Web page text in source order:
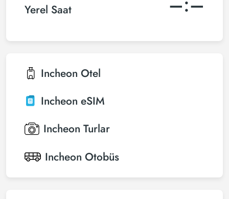
Yerel Saat
Incheon Otel
Incheon eSIM
Incheon Turlar
Incheon Otobüs